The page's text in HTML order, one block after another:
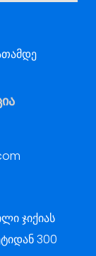
ჯიქიას
300